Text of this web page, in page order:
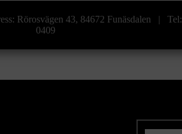
Rörosvägen 43, 84672 Funäsdalen |
0409